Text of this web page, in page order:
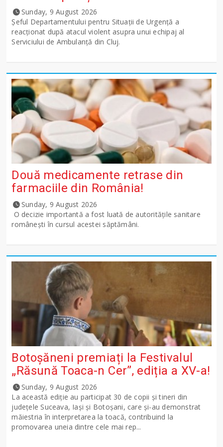
Sunday, 9 August 2026
Șeful Departamentului pentru Situații de Urgență a
reacționat după atacul violent asupra unui echipaj al
Serviciului de Ambulanță din Cluj.
Două medicamente retrase din
farmaciile din România!
Sunday, 9 August 2026
O decizie importantă a fost luată de autoritățile sanitare
românești în cursul acestei săptămâni.
Botoșăneni premiați la Festivalul
„Răsună Toaca-n Cer”, ediția a XV-a!
Sunday, 9 August 2026
La această ediție au participat 30 de copii și tineri din
județele Suceava, Iași și Botoșani, care și-au demonstrat
măiestria în interpretarea la toacă, contribuind la
promovarea uneia dintre cele mai rep...